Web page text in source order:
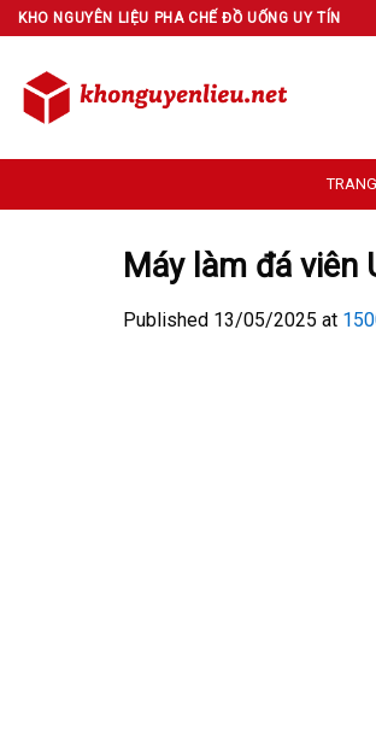
Skip
to
content
KHO NGUYÊN LIỆU PHA CHẾ ĐỒ UỐNG UY TÍN
Máy làm đá viên
Published 13/05/2025 at